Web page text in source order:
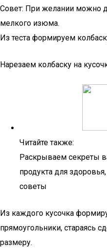
Совет: При желании можно
мелкого изюма.
Из теста формируем
Нарезаем колбаску на
Читайте также:
Раскрываем секреты
продукта для
советы
Из каждого кусочка
прямоугольники, стараясь
размеру.